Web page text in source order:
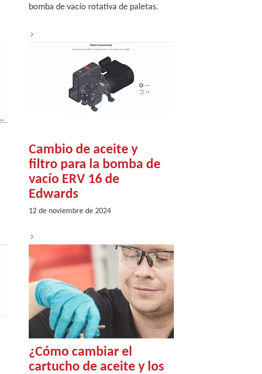
bomba de vacío rotativa de paletas.
Cambio de aceite y
filtro para la bomba de
vacío ERV 16 de
Edwards
12 de noviembre de 2024
¿Cómo cambiar el
cartucho de aceite y los